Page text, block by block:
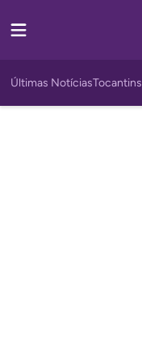
Últimas NotíciasTocantins